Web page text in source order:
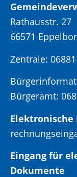
Rathausstr. 27
66571
Zentrale:
Bürgeramt:
Elektronische
Eingang für
Dokumente